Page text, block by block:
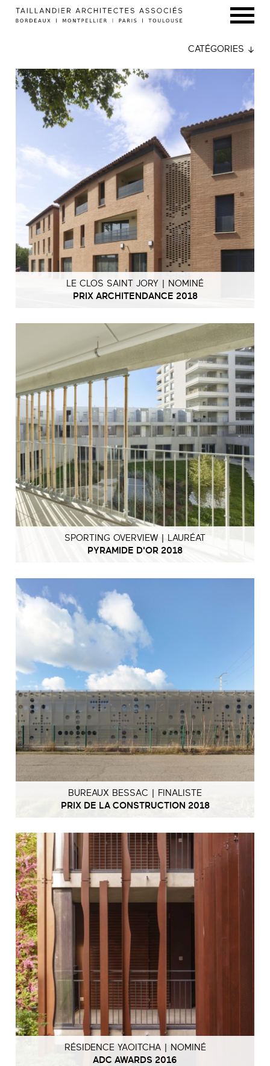
CATÉGORIES
LE CLOS SAINT JORY | NOMINÉ
PRIX ARCHITENDANCE 2018
SPORTING OVERVIEW | LAURÉAT
PYRAMIDE D'OR 2018
BUREAUX BESSAC | FINALISTE
PRIX DE LA CONSTRUCTION 2018
RÉSIDENCE YAOITCHA | NOMINÉ
ADC AWARDS 2016